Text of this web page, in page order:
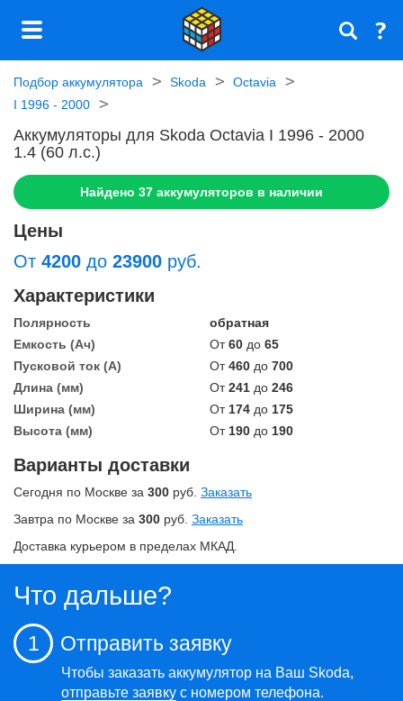
Подбор аккумулятора Skoda
Octavia
I 1996 - 2000
Аккумуляторы для Skoda Octavia I 1996 - 2000
1.4 (60 л.с.)
Найдено 37 аккумуляторов в наличии
Цены
От 4200 до 23900 руб.
Характеристики
Полярность
обратная
Емкость (Ач)
От60 до 65
Пусковой ток (А)
От460 до 700
Длина (мм)
От241 до 246
Ширина (мм)
От 174 до 175
Высота (мм)
От 190 до 190
Варианты доставки
Сегодня по Москве за 300 руб. Заказать
Завтра по Москве за 300 руб. Заказать
Доставка курьером в пределах МКАД.
Что дальше?
1 Отправить заявку
Чтобы заказать аккумулятор на Ваш Skoda,
отправьте заявку с номером телефона.